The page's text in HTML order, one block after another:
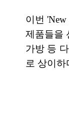
이번
제품들을
가방 등
로 상이하